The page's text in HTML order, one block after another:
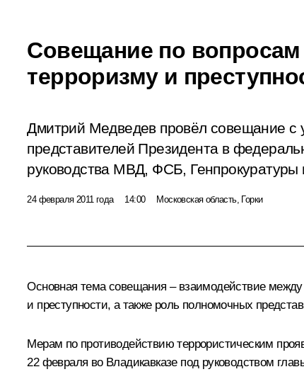
Совещание по вопросам
терроризму и
Дмитрий Медведев провёл совещание с
представителей Президента в
руководства МВД, ФСБ,
24 февраля 2011 года 14:00 Московская область, Горки
Основная тема совещания – взаимодействие
и преступности, а также роль полномочных
Мерам по противодействию террористическим
22 февраля во Владикавказе под руководством